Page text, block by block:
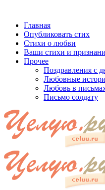
Главная
Опубликовать стих
Стихи о любви
Ваши стихи и
Прочее
Поздравления с
Любовные
Любовь в
Письмо солдату